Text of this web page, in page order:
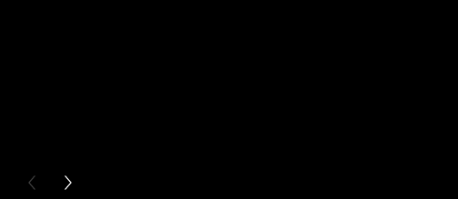
PREVIOUS CARD
NEXT CARD